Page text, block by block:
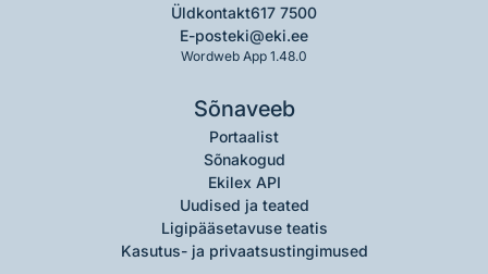
Üldkontakt617 7500
E-posteki@eki.ee
Wordweb App 1.48.0
Sõnaveeb
Portaalist
Sõnakogud
Ekilex API
Uudised ja teated
Ligipääsetavuse teatis
Kasutus- ja privaatsustingimused